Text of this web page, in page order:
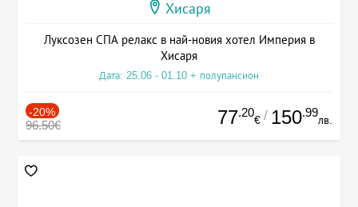
Хисаря
Луксозен СПА релакс в най-новия хотел Империя в
Хисаря
Дата: 25.06 - 01.10 + полупансион
-20%
96.50€ 77.20
€ / 150.99
лв.